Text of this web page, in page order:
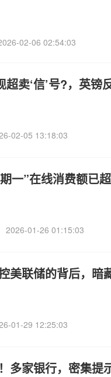
02-06 02:54:03
超卖‘信’号?，英镑
02-05 13:18:03
一”在线消费额已
2026-01-26 01:15:03
美联储的背后，暗
01-29 12:25:03
多家银行，密集提